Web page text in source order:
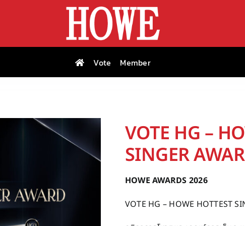
Vote Member
VOTE HG –
SINGER
HOWE AWARDS 2026
VOTE HG – HOWE HOTTEST